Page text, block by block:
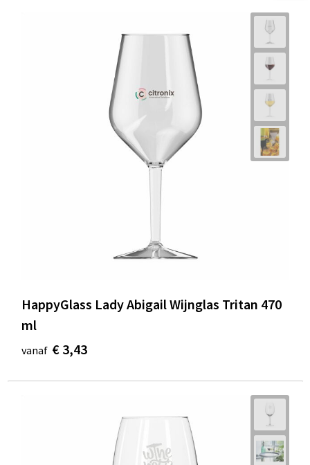
HappyGlass Lady Abigail Wijnglas Tritan 470
ml
vanaf € 3,43